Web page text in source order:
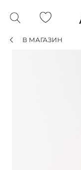
В МАГАЗИН